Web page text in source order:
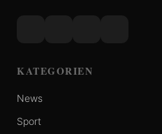
KATEGORIEN
News
Sport